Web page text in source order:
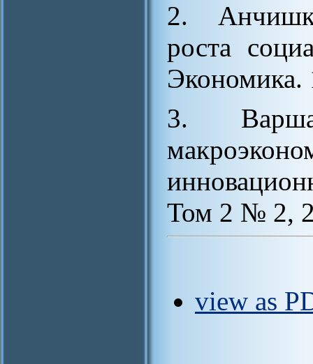
2.
роста
Экономика.
3.
Том 2 № 2,
view as